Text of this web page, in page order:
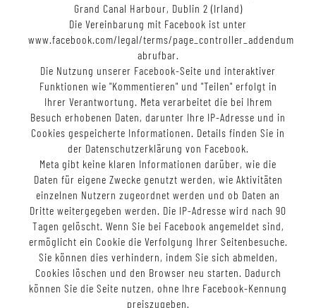
Grand Canal Harbour, Dublin 2 (Irland)
Die Vereinbarung mit Facebook ist unter
www.facebook.com/legal/terms/page_controller_addendum
abrufbar.
Die Nutzung unserer Facebook-Seite und interaktiver
Funktionen wie "Kommentieren" und "Teilen" erfolgt in
Ihrer Verantwortung. Meta verarbeitet die bei Ihrem
Besuch erhobenen Daten, darunter Ihre IP-Adresse und in
Cookies gespeicherte Informationen. Details finden Sie in
der Datenschutzerklärung von Facebook.
Meta gibt keine klaren Informationen darüber, wie die
Daten für eigene Zwecke genutzt werden, wie Aktivitäten
einzelnen Nutzern zugeordnet werden und ob Daten an
Dritte weitergegeben werden. Die IP-Adresse wird nach 90
Tagen gelöscht. Wenn Sie bei Facebook angemeldet sind,
ermöglicht ein Cookie die Verfolgung Ihrer Seitenbesuche.
Sie können dies verhindern, indem Sie sich abmelden,
Cookies löschen und den Browser neu starten. Dadurch
können Sie die Seite nutzen, ohne Ihre Facebook-Kennung
preiszugeben.